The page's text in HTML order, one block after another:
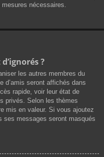
mesures nécessaires.
?
les autres membres du
d’amis seront affichés dans
rapide, voir leur état de
privés. Selon les thèmes
mis en valeur. Si vous ajoutez
ses messages seront masqués